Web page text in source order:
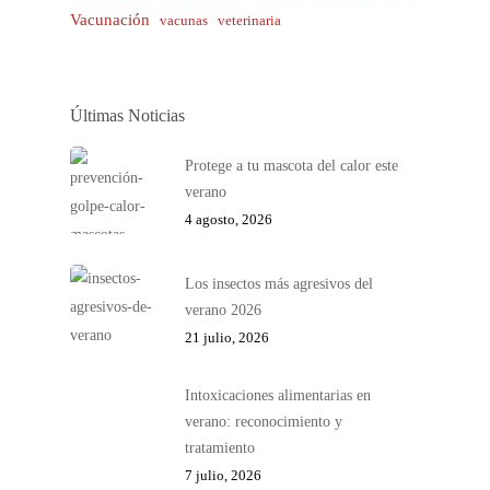
Vacunación vacunas veterinaria
Últimas Noticias
Protege a tu mascota del calor este
verano
4 agosto, 2026
Los insectos más agresivos del
verano 2026
21 julio, 2026
Intoxicaciones alimentarias en
verano: reconocimiento y
tratamiento
7 julio, 2026